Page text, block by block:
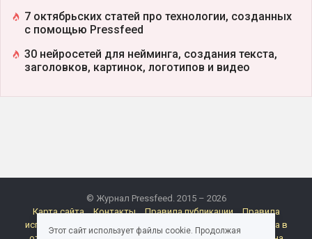
7 октябрьских статей про технологии, созданных
с помощью Pressfeed
30 нейросетей для нейминга, создания текста,
заголовков, картинок, логотипов и видео
© Журнал Pressfeed. 2015 – 2026
Карта сайта
Контакты Правила публикации
Правила
использования материалов Pressfeed.Журнала
Политика в
Этот сайт использует файлы cookie. Продолжая